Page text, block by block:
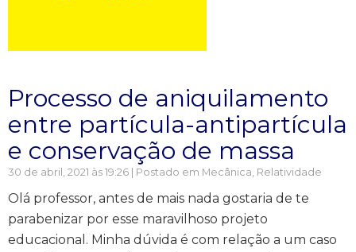
Processo de aniquilamento
entre partícula-antipartícula
e conservação de massa
30 de abril, 2021 às 19:26 | Postado em Mecânica, Relatividade
Olá professor, antes de mais nada gostaria de te
parabenizar por esse maravilhoso projeto
educacional. Minha dúvida é com relação a um caso